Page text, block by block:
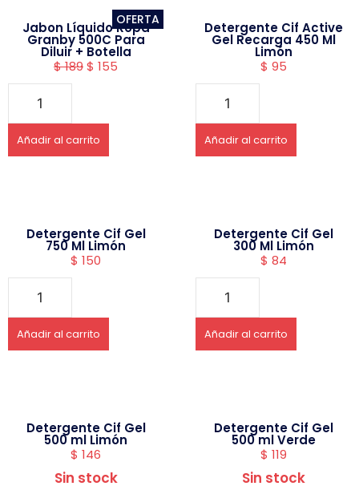
OFERTA
Jabon Líquido Ropa
Granby 500C Para
Diluir + Botella
$189$ 155
Añadir al carrito
Detergente Cif Active
Gel Recarga 450 Ml
Limón
$ 95
Añadir al carrito
Detergente Cif Gel
750 Ml Limón
$ 150
Añadir al carrito
Detergente Cif Gel
300 Ml Limón
$ 84
Añadir al carrito
Detergente Cif Gel
500 ml Limón
$ 146
Sin stock
Detergente Cif Gel
500 ml Verde
$ 119
Sin stock